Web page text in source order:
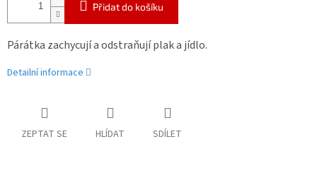
Přidat do košíku
Párátka zachycují a odstraňují plak a jídlo.
Detailní informace
ZEPTAT SE HLÍDAT SDÍLET